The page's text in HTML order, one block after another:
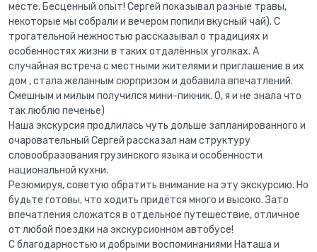
месте. Бесценный опыт! Сергей показывал разные травы,
некоторые мы собрали и вечером попили вкусный чай). С
трогательной нежностью рассказывал о традициях и
особенностях жизни в таких отдалённых уголках. А
случайная встреча с местными жителями и приглашение в их
дом , стала желанным сюрпризом и добавила впечатлений.
Смешным и милым получился мини-пикник. О, я и не знала что
так люблю печенье)
Наша экскурсия продлилась чуть дольше запланированного и
очаровательный Сергей рассказал нам структуру
словообразования грузинского языка и особенности
национальной кухни.
Резюмируя, советую обратить внимание на эту экскурсию. Но
будьте готовы, что ходить придётся много и высоко. Зато
впечатления сложатся в отдельное путешествие, отличное
от любой поездки на экскурсионном автобусе!
С благодарностью и добрыми воспоминаниями Наташа и